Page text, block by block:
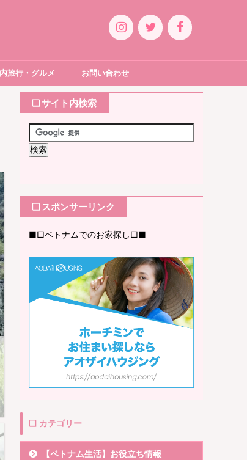
旅行・グルメ お問い合わせ
❏ サイト内検索
❏ スポンサーリンク
■□ベトナムでのお家探し□■
❏ カテゴリー
【ベトナム生活】お役立ち情報